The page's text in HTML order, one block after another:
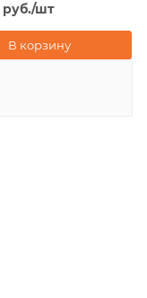
руб./шт
В корзину